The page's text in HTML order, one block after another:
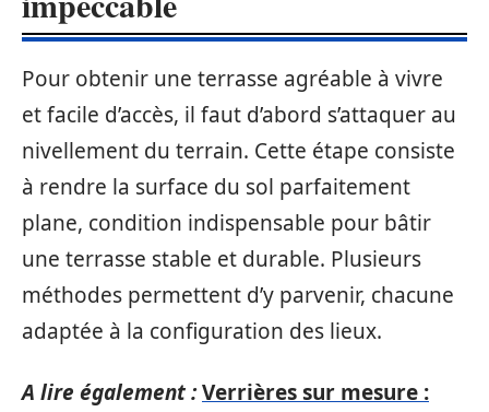
Pour obtenir une terrasse agréable à vivre
et facile d’accès, il faut d’abord s’attaquer au
nivellement du terrain. Cette étape consiste
à rendre la surface du sol parfaitement
plane, condition indispensable pour bâtir
une terrasse stable et durable. Plusieurs
méthodes permettent d’y parvenir, chacune
adaptée à la configuration des lieux.
A lire également :Verrières sur mesure :